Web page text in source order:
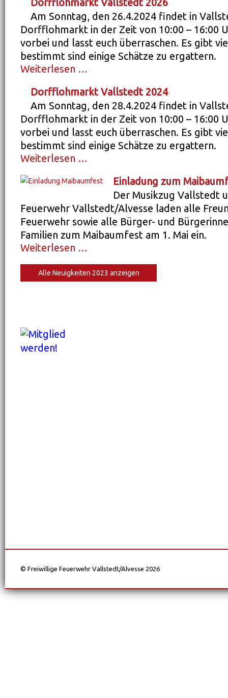
Dorfflohmarkt Vallstedt 2026
Am Sonntag, den 26.4.2024 findet in
Dorfflohmarkt in der Zeit von 10:00 – 16:00
vorbei und lasst euch überraschen. Es gibt
bestimmt sind einige Schätze zu ergattern.
Weiterlesen …
Dorfflohmarkt Vallstedt 2024
Am Sonntag, den 28.4.2024 findet in
Dorfflohmarkt in der Zeit von 10:00 – 16:00
vorbei und lasst euch überraschen. Es gibt
bestimmt sind einige Schätze zu ergattern.
Weiterlesen …
Einladung zum
Der Musikzug Vallstedt
Feuerwehr Vallstedt/Alvesse laden alle
Feuerwehr sowie alle Bürger- und
Familien zum Maibaumfest am 1. Mai ein.
Weiterlesen …
Alle Neuigkeiten 2023 anzeigen
© Freiwillige Feuerwehr Vallstedt/Alvesse 2026